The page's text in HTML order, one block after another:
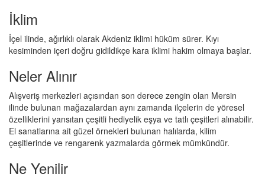
İklim
İçel ilinde, ağırlıklı olarak Akdeniz iklimi hüküm sürer. Kıyı
kesiminden içeri doğru gidildikçe kara iklimi hakim olmaya başlar.
Neler Alınır
Alışveriş merkezleri açısından son derece zengin olan Mersin
ilinde bulunan mağazalardan aynı zamanda ilçelerin de yöresel
özelliklerini yansıtan çeşitli hediyelik eşya ve tatlı çeşitleri alınabilir.
El sanatlarına ait güzel örnekleri bulunan halılarda, kilim
çeşitlerinde ve rengarenk yazmalarda görmek mümkündür.
Ne Yenilir